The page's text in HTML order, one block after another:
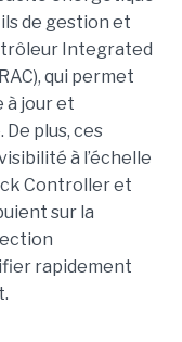
de gestion et
Integrated
qui permet
à jour et
plus, ces
à l’échelle
Controller et
sur la
rapidement